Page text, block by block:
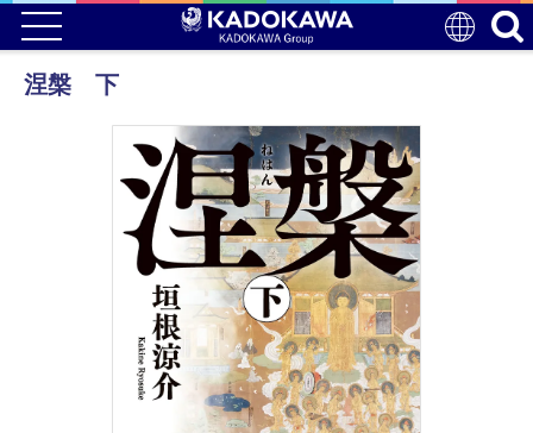
涅槃 下